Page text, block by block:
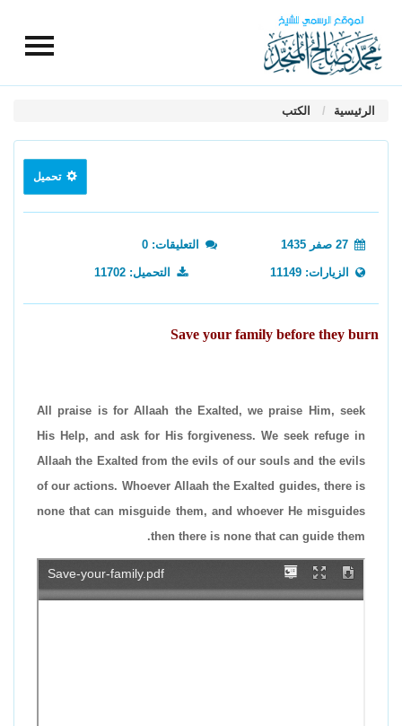
الرئيسية الكتب
تحميل
التعليقات: 0
الزيارات: 11149 التحميل: 11702
Save your family before they burn
All praise is for Allaah the Exalted, we praise Him, seek
His Help, and ask for His forgiveness. We seek refuge in
Allaah the Exalted from the evils of our souls and the evils
of our actions. Whoever Allaah the Exalted guides, there is
none that can misguide them, and whoever He misguides
then there is none that can guide them.